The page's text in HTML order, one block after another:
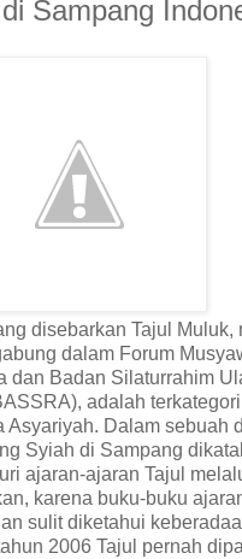
Sampang
disebarkan Tajul Muluk,
dalam Forum
dan Badan Silaturrahim
adalah
Asyariyah. Dalam sebuah
Syiah di Sampang
ajaran-ajaran Tajul
karena buku-buku
sulit diketahui
2006 Tajul pernah